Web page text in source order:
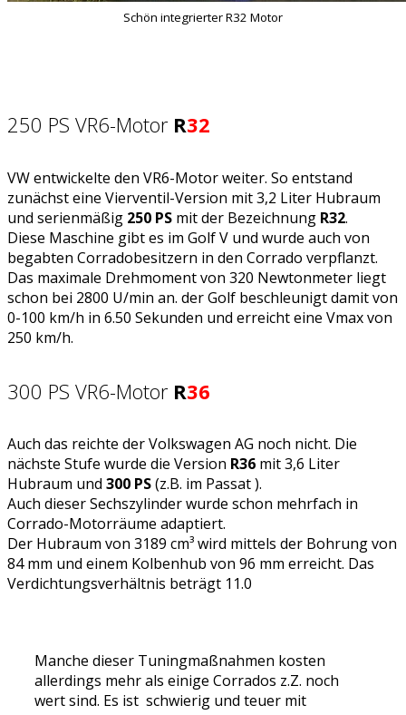
Schön integrierter R32 Motor
250 PS VR6-Motor R32
VW entwickelte den VR6-Motor weiter. So entstand
zunächst eine Vierventil-Version mit 3,2 Liter Hubraum
und serienmäßig 250 PS mit der Bezeichnung R32.
Diese Maschine gibt es im Golf V und wurde auch von
begabten Corradobesitzern in den Corrado verpflanzt.
Das maximale Drehmoment von 320 Newtonmeter liegt
schon bei 2800 U/min an. der Golf beschleunigt damit von
0-100 km/h in 6.50 Sekunden und erreicht eine Vmax von
250 km/h.
300 PS VR6-Motor R36
Auch das reichte der Volkswagen AG noch nicht. Die
nächste Stufe wurde die Version R36 mit 3,6 Liter
Hubraum und 300 PS(z.B. im Passat ).
Auch dieser Sechszylinder wurde schon mehrfach in
Corrado-Motorräume adaptiert.
Der Hubraum von 3189 cm³ wird mittels der Bohrung von
84 mm und einem Kolbenhub von 96 mm erreicht. Das
Verdichtungsverhältnis beträgt 11.0
Manche dieser Tuningmaßnahmen kosten
allerdings mehr als einige Corrados z.Z. noch
wert sind. Es ist schwierig und teuer mit